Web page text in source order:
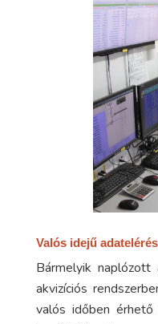
Valós idejű
Bármelyik
akvizíciós
valós időben